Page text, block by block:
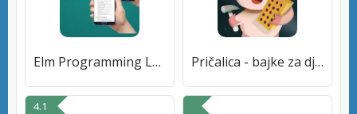
Elm Programming Language Pričalica - bajke za djecu
4.1